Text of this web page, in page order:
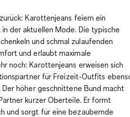
Karottenjeans feiern ein
der aktuellen Mode. Die typische
und schmal zulaufenden
und erlaubt maximale
noch: Karottenjeans erweisen sich
für Freizeit-Outfits
höher geschnittene Bund macht
kurzer Oberteile. Er formt
und sorgt für eine bezaubernde